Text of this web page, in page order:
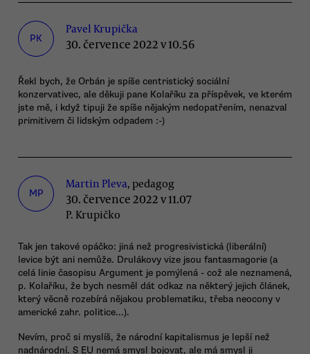
PK
Pavel Krupička
30. července 2022 v 10.56
Řekl bych, že Orbán je spíše centristický sociální
konzervativec, ale děkuji pane Kolaříku za příspěvek, ve kterém
jste mě, i když tipuji že spíše nějakým nedopatřením, nenazval
primitivem či lidským odpadem :-)
MP
Martin Pleva, pedagog
30. července 2022 v 11.07
P. Krupičko
Tak jen takové opáčko: jiná než progresivistická (liberální)
levice být ani nemůže. Drulákovy vize jsou fantasmagorie (a
celá linie časopisu Argument je pomýlená - což ale neznamená,
p. Kolaříku, že bych nesměl dát odkaz na některý jejich článek,
který věcně rozebírá nějakou problematiku, třeba neocony v
americké zahr. politice...).
Nevím, proč si myslíš, že národní kapitalismus je lepší než
nadnárodní. S EU nemá smysl bojovat, ale má smysl ji